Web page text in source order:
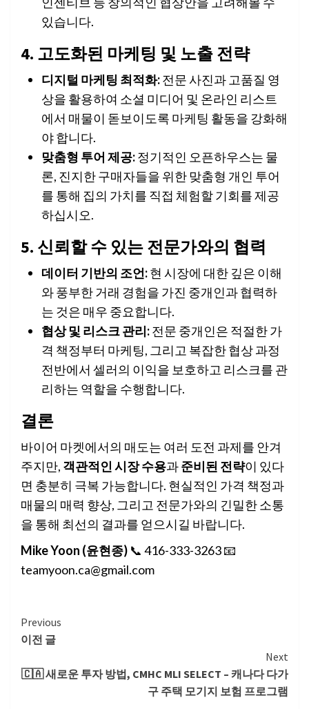
있습니다.
4. 고도화된 마케팅 및 노출 전략
디지털 마케팅 최적화:전문 사진과 고품질 영
상을 활용하여 소셜 미디어 및 온라인 리스트
에서 매물이 돋보이도록 마케팅 활동을 강화해
야 합니다.
맞춤형 투어 제공:정기적인 오픈하우스는 물
론, 진지한 구매자들을 위한 맞춤형 개인 투어
를 통해 집의 가치를 직접 체험할 기회를 제공
하십시오.
5. 신뢰할 수 있는 전문가와의 협력
데이터 기반의 조언:현 시장에 대한 깊은 이해
와 풍부한 거래 경험을 가진 중개인과 협력하
는 것은 매우 중요합니다.
협상 및 리스크 관리:전문 중개인은 적절한 가
격 책정부터 마케팅, 그리고 복잡한 협상 과정
전반에서 셀러의 이익을 보호하고 리스크를 관
리하는 역할을 수행합니다.
결론
바이어 마켓에서의 매도는 여러 도전 과제를 안겨
주지만, 객관적인 시장 수용과준비된 전략이 있다
면 충분히 극복 가능합니다. 현실적인 가격 책정과
매물의 매력 향상, 그리고 전문가와의 긴밀한 소통
을 통해 최선의 결과를 얻으시길 바랍니다.
Mike Yoon (윤현종) 📞 416-333-3263 📧
teamyoon.ca@gmail.com
Continue
Reading
Previous
이전 글
Next
🇨🇦 새로운 투자 방법, CMHC MLI SELECT – 캐나다 다가
구 주택 모기지 보험 프로그램